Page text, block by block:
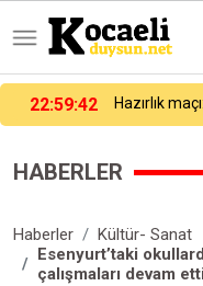
23:00:17 Galatasaray,
HABERLER
Haberler
Kültür- Sanat
Esenyurt’taki
çalışmaları devam etti